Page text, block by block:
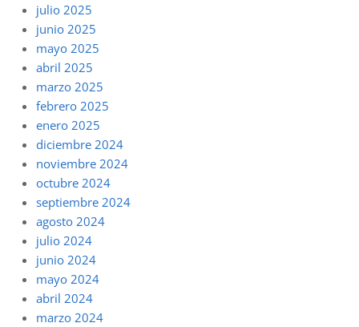
julio 2025
junio 2025
mayo 2025
abril 2025
marzo 2025
febrero 2025
enero 2025
diciembre 2024
noviembre 2024
octubre 2024
septiembre 2024
agosto 2024
julio 2024
junio 2024
mayo 2024
abril 2024
marzo 2024